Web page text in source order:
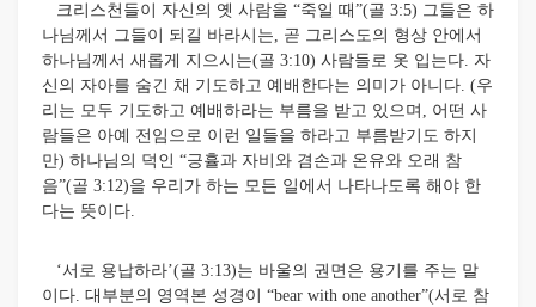
크리스천들이 자신의 옛 사람을 “죽일 때”(골 3:5) 그들은 하
나님께서 그들이 되길 바라시는, 곧 그리스도의 형상 안에서
하나님께서 새롭게 지으시는(골 3:10) 사람들로 옷 입는다. 자
신의 자아를 숨긴 채 기도하고 예배한다는 의미가 아니다. (우
리는 모두 기도하고 예배하라는 부름을 받고 있으며, 어떤 사
람들은 아예 전임으로 이런 일들을 하라고 부름받기도 하지
만) 하나님의 덕인 “긍휼과 자비와 겸손과 온유와 오래 참
음”(골 3:12)을 우리가 하는 모든 일에서 나타나도록 해야 한
다는 뜻이다.
‘서로 용납하라’(골 3:13)는 바울의 권면은 용기를 주는 말
이다. 대부분의 영역본 성경이 “bear with one another”(서로 참